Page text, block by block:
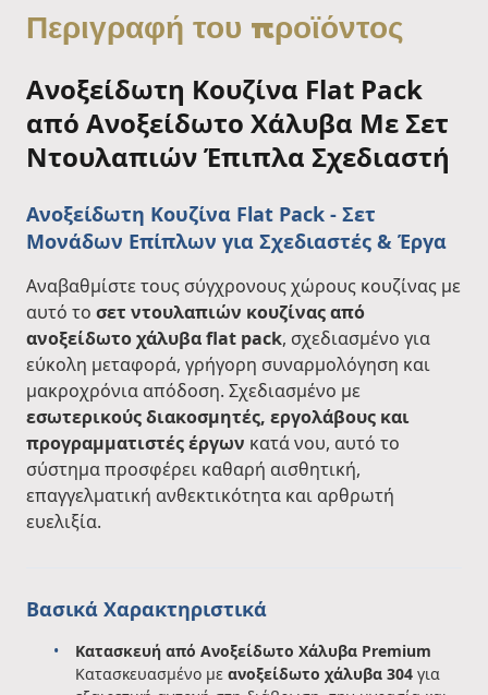
Περιγραφή του προϊόντος
Ανοξείδωτη Κουζίνα Flat Pack
από Ανοξείδωτο Χάλυβα Με Σετ
Ντουλαπιών Έπιπλα Σχεδιαστή
Ανοξείδωτη Κουζίνα Flat Pack - Σετ
Μονάδων Επίπλων για Σχεδιαστές & Έργα
Αναβαθμίστε τους σύγχρονους χώρους κουζίνας με
αυτό το σετ ντουλαπιών κουζίνας από
ανοξείδωτο χάλυβα flat pack, σχεδιασμένο για
εύκολη μεταφορά, γρήγορη συναρμολόγηση και
μακροχρόνια απόδοση. Σχεδιασμένο με
εσωτερικούς διακοσμητές, εργολάβους και
προγραμματιστές έργων κατά νου, αυτό το
σύστημα προσφέρει καθαρή αισθητική,
επαγγελματική ανθεκτικότητα και αρθρωτή
ευελιξία.
Βασικά Χαρακτηριστικά
Κατασκευή από Ανοξείδωτο Χάλυβα Premium
Κατασκευασμένο με ανοξείδωτο χάλυβα 304 για